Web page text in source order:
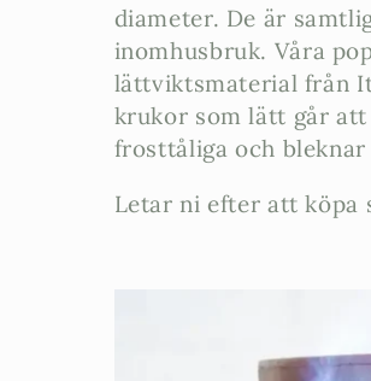
u
k
t
diameter. De är
inomhusbruk. Våra
lättviktsmaterial från
krukor som lätt går
frosttåliga och
Letar ni efter att